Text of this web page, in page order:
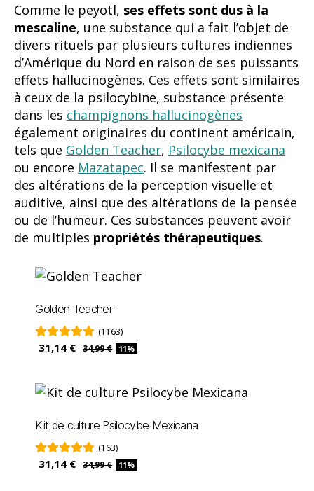
Comme le peyotl, ses effets sont dus à la
mescaline, une substance qui a fait l’objet de
divers rituels par plusieurs cultures indiennes
d’Amérique du Nord en raison de ses puissants
effets hallucinogènes. Ces effets sont similaires
à ceux de la psilocybine, substance présente
dans les champignons hallucinogènes
également originaires du continent américain,
tels que Golden Teacher, Psilocybe mexicana
ou encore Mazatapec. Il se manifestent par
des altérations de la perception visuelle et
auditive, ainsi que des altérations de la pensée
ou de l’humeur. Ces substances peuvent avoir
de multiples propriétés thérapeutiques.
Golden Teacher
(1163)
31,14 € 34,99 € 11%
Kit de culture Psilocybe Mexicana
(163)
31,14 € 34,99 € 11%